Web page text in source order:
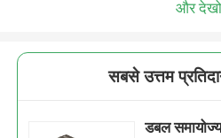
और देखो
सबसे उत्तम
डबल